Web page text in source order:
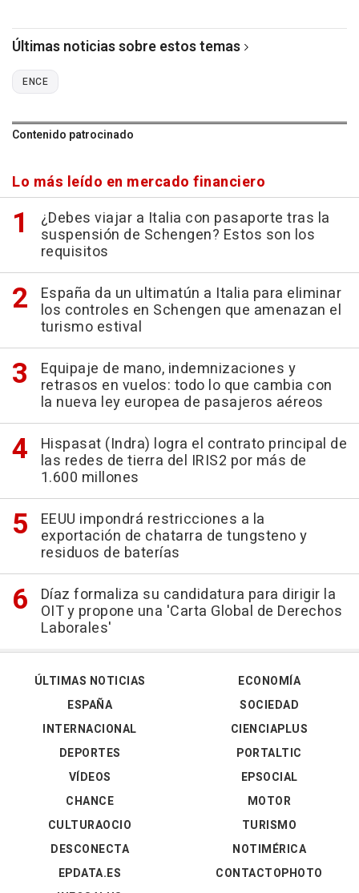
Últimas noticias sobre estos temas
ENCE
Contenido patrocinado
Lo más leído en mercado financiero
¿Debes viajar a Italia con pasaporte tras la
suspensión de Schengen? Estos son los
requisitos
España da un ultimatún a Italia para eliminar
los controles en Schengen que amenazan el
turismo estival
Equipaje de mano, indemnizaciones y
retrasos en vuelos: todo lo que cambia con
la nueva ley europea de pasajeros aéreos
Hispasat (Indra) logra el contrato principal de
las redes de tierra del IRIS2 por más de
1.600 millones
EEUU impondrá restricciones a la
exportación de chatarra de tungsteno y
residuos de baterías
Díaz formaliza su candidatura para dirigir la
OIT y propone una 'Carta Global de Derechos
Laborales'
ÚLTIMAS NOTICIAS
ESPAÑA
INTERNACIONAL
DEPORTES
VÍDEOS
ECONOMÍA
SOCIEDAD
CIENCIAPLUS
PORTALTIC
EPSOCIAL
CHANCE
CULTURAOCIO
DESCONECTA
EPDATA.ES
MOTOR
TURISMO
NOTIMÉRICA
CONTACTOPHOTO